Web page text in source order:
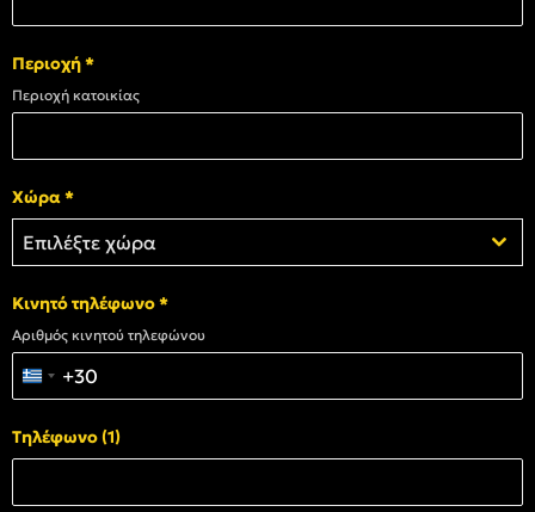
Περιοχή*
Περιοχή κατοικίας
Χώρα*
Επιλέξτε χώρα
Κινητό τηλέφωνο*
Αριθμός κινητού τηλεφώνου
Greece +30
+30
Τηλέφωνο (1)